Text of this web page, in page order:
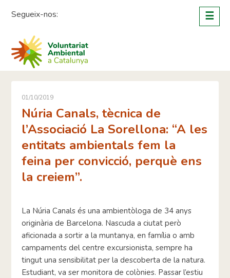
Segueix-nos: ☰
01/10/2019
Núria Canals, tècnica de
l’Associació La Sorellona: “A les
entitats ambientals fem la
feina per convicció, perquè ens
la creiem”.
La Núria Canals és una ambientòloga de 34 anys
originària de Barcelona. Nascuda a ciutat però
aficionada a sortir a la muntanya, en família o amb
campaments del centre excursionista, sempre ha
tingut una sensibilitat per la descoberta de la natura.
Estudiant, va ser monitora de colònies. Passar l’estiu